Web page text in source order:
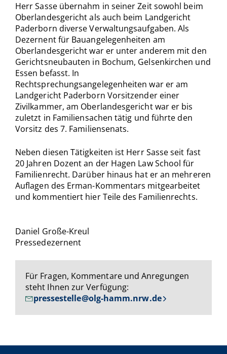
Herr Sasse übernahm in seiner Zeit sowohl beim
Oberlandesgericht als auch beim Landgericht
Paderborn diverse Verwaltungsaufgaben. Als
Dezernent für Bauangelegenheiten am
Oberlandesgericht war er unter anderem mit den
Gerichtsneubauten in Bochum, Gelsenkirchen und
Essen befasst. In
Rechtsprechungsangelegenheiten war er am
Landgericht Paderborn Vorsitzender einer
Zivilkammer, am Oberlandesgericht war er bis
zuletzt in Familiensachen tätig und führte den
Vorsitz des 7. Familiensenats.
Neben diesen Tätigkeiten ist Herr Sasse seit fast
20 Jahren Dozent an der Hagen Law School für
Familienrecht. Darüber hinaus hat er an mehreren
Auflagen des Erman-Kommentars mitgearbeitet
und kommentiert hier Teile des Familienrechts.
Daniel Große-Kreul
Pressedezernent
Für Fragen, Kommentare und Anregungen
steht Ihnen zur Verfügung:
pressestelle@olg-hamm.nrw.de